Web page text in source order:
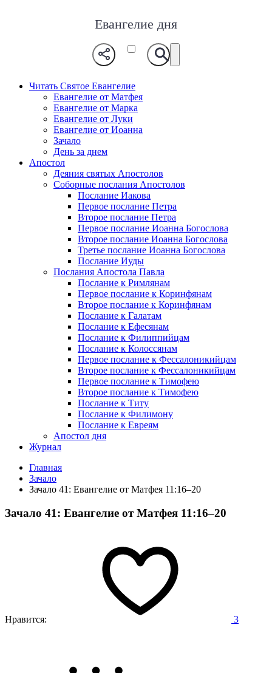
Евангелие дня
Читать Святое Евангелие
Евангелие от Матфея
Евангелие от Марка
Евангелие от Луки
Евангелие от Иоанна
Зачало
День за днем
Апостол
Деяния святых Апостолов
Соборные послания Апостолов
Послание Иакова
Первое послание Петра
Второе послание Петра
Первое послание Иоанна Богослова
Второе послание Иоанна Богослова
Третье послание Иоанна Богослова
Послание Иуды
Послания Апостола Павла
Послание к Римлянам
Первое послание к Коринфянам
Второе послание к Коринфянам
Послание к Галатам
Послание к Ефесянам
Послание к Филиппийцам
Послание к Колоссянам
Первое послание к Фессалоникийцам
Второе послание к Фессалоникийцам
Первое послание к Тимофею
Второе послание к Тимофею
Послание к Титу
Послание к Филимону
Послание к Евреям
Апостол дня
Журнал
Главная
Зачало
Зачало 41: Евангелие от Матфея 11:16–20
Зачало 41: Евангелие от Матфея 11:16–20
Нравится: 3